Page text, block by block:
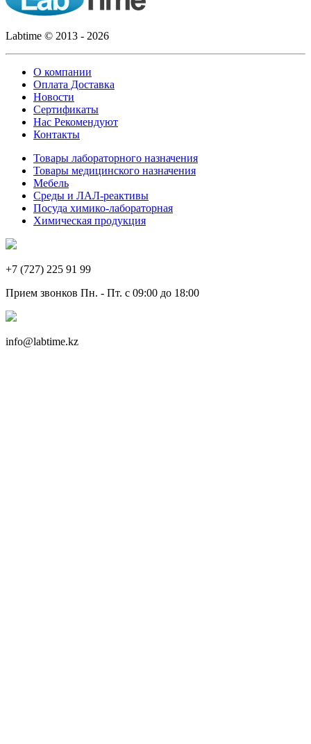
Labtime © 2013 - 2026
О компании
Оплата Доставка
Новости
Сертификаты
Нас Рекомендуют
Контакты
Товары лабораторного назначения
Товары медицинского назначения
Мебель
Среды и ЛАЛ-реактивы
Посуда химико-лабораторная
Химическая продукция
+7 (727) 225 91 99
Прием звонков Пн. - Пт. с 09:00 до 18:00
info@labtime.kz